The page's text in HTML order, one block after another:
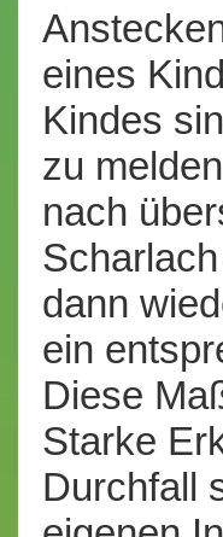
eines
Kindes
zu
nach
dann
ein
Diese
Starke
Durchfall